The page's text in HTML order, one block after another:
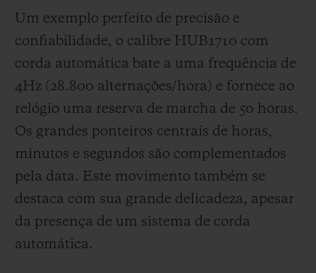
Um exemplo perfeito de precisão e
confiabilidade, o calibre HUB1710 com
corda automática bate a uma frequência de
4Hz (28.800 alternações/hora) e fornece ao
relógio uma reserva de marcha de 50 horas.
Os grandes ponteiros centrais de horas,
minutos e segundos são complementados
pela data. Este movimento também se
destaca com sua grande delicadeza, apesar
da presença de um sistema de corda
automática.